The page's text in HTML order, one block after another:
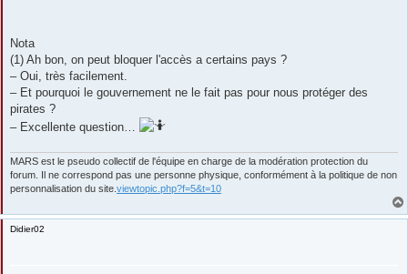
Nota
(1) Ah bon, on peut bloquer l'accès a certains pays ?
– Oui, très facilement.
– Et pourquoi le gouvernement ne le fait pas pour nous protéger des
pirates ?
– Excellente question…
MARS est le pseudo collectif de l'équipe en charge de la modération protection du
forum. Il ne correspond pas une personne physique, conformément à la politique de non
personnalisation du site. viewtopic.php?f=5&t=10
Didier02